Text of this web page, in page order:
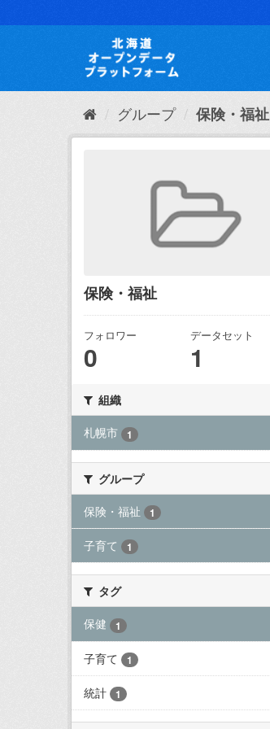
キ
て
グループ 保険・福祉
保険・福祉
フォロワー
0
データセット
1
組織
札幌市
1
グループ
保険・福祉
1
子育て 1
タグ
保健
1
子育て 1
統計 1